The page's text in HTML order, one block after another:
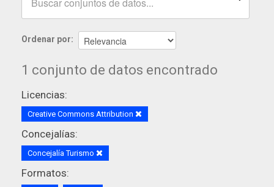
Ordenar por
1 conjunto de datos encontrado
Licencias:
Creative Commons Attribution
Concejalías:
Concejalía Turismo
Formatos: